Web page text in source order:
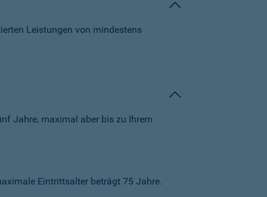
Leistungen von mindestens
Jahre, maximal aber bis zu Ihrem
Eintrittsalter beträgt 75 Jahre.